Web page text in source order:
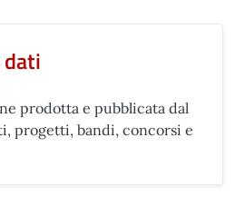
prodotta e pubblicata dal
progetti, bandi, concorsi e